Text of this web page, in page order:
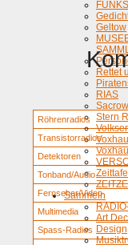
Geltow
Rettet
RIAS
Stern
Zeittafel
Sammeln
Art
Design
Röhrenradios
Transistorradios
Detektoren
Tonband/Audio
Fernseher/Video
Multimedia
Spass-Radios